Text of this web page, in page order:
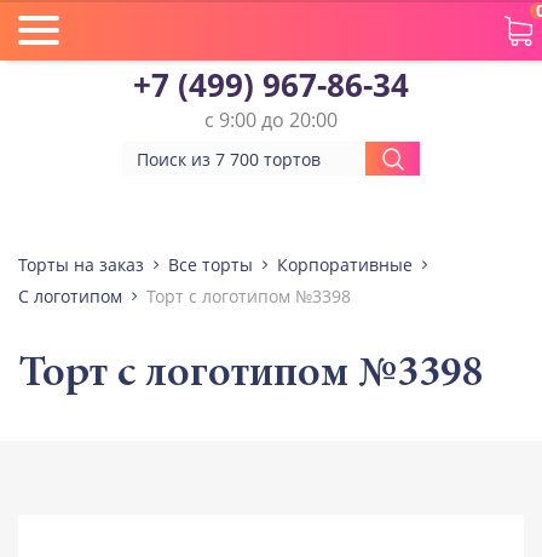
+7 (499) 967-86-34
с 9:00 до 20:00
Торты на заказ Все торты
Корпоративные
С логотипом
Торт с логотипом №3398
Торт с логотипом №3398